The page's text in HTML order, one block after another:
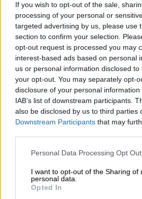
If you wish to opt-out of the sale,
processing of your personal or
targeted advertising by us, please use
section to confirm your selection.
opt-out request is processed you may
interest-based ads based on personal
us or personal information disclosed
your opt-out. You may separately opt-
disclosure of your personal
IAB’s list of downstream participants.
also be disclosed by us to third parties
Downstream Participants that may
Please note that this website/app uses
not limited to your visit or usage
grant or deny consent to Google and
use your data for below specified
Personal Data Processing Opt
I want to opt-out of the Sharing of
personal data.
Opted In
λειτουργός που προσπαθεί
η Εύα σε ίδρυμα, και ο
Καραμίχο), ένας 45χρονος
ανηλίκων που ζει έναν
καταρρέει, εμπλέκονται σε
κηδεμονίας που θα τους
αντιμέτωπους με τους
ταυτόχρονα θα αναγκάσει
καρδιά τους να ξυπνήσει
Μυστήριο, έρωτας και
ιστορίες στα Μάταλα
Η πολυαναμενόμενη
παραλία», βασισμένη στο